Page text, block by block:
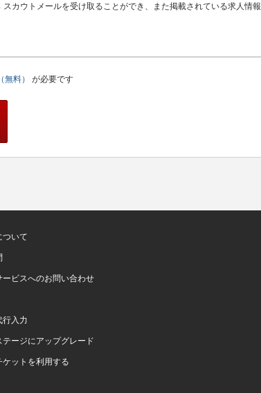
カウトメールを受け取ることができ、また掲載されている求人情報
無料） が必要です
ついて
ービスへのお問い合わせ
行入力
テージにアップグレード
ケットを利用する